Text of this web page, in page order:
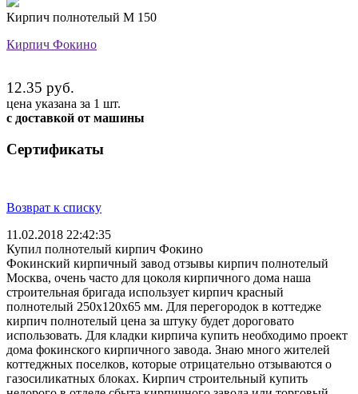
Кирпич полнотелый М 150
Кирпич Фокино
12.35 руб.
цена указана за 1 шт.
с доставкой от машины
Сертификаты
Возврат к списку
11.02.2018 22:42:35
Купил полнотелый кирпич Фокино
Фокинский кирпичный завод отзывы кирпич полнотелый
Москва, очень часто для цоколя кирпичного дома наша
строительная бригада использует кирпич красный
полнотелый 250х120х65 мм. Для перегородок в коттедже
кирпич полнотелый цена за штуку будет дороговато
использовать. Для кладки кирпича купить необходимо проект
дома фокинского кирпичного завода. Знаю много жителей
коттеджных поселков, которые отрицательно отзываются о
газосиликатных блоках. Кирпич строительный купить